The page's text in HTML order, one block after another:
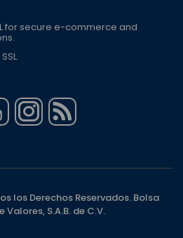
for secure e-commerce and
los Derechos Reservados. Bolsa
Valores, S.A.B. de C.V.